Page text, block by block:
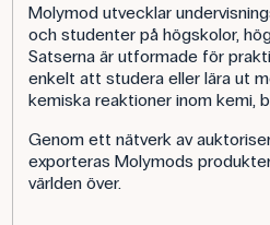
Molymod utvecklar
och studenter på högskolor,
Satserna är utformade för
enkelt att studera eller lära ut
kemiska reaktioner inom kemi,
Genom ett nätverk av
exporteras Molymods
världen över.